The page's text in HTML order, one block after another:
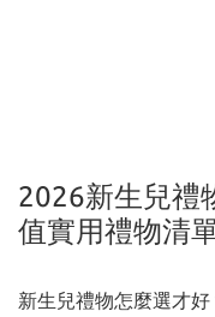
2026新生兒禮
值實用禮物清
新生兒禮物怎麼選才